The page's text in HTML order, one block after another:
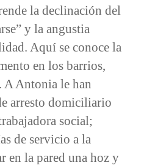
la declinación del
y la angustia
Aquí se conoce la
en los barrios,
A Antonia le han
arresto domiciliario
social;
de servicio a la
en la pared una hoz y